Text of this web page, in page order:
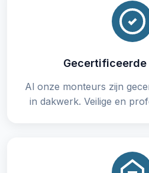
Al onze monteurs zijn
in dakwerk. Veilige en